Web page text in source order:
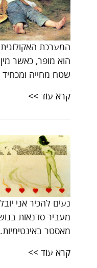
המערכת
הוא מופר, כאשר
שטח מחייה ומכחיד
קרא עוד >>
נעים להכיר אני
מעביר סדנאות
מאסטר
קרא עוד >>